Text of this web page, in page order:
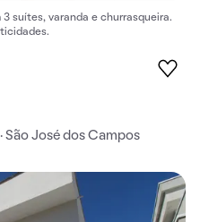
suítes, varanda e churrasqueira.
São José dos Campos